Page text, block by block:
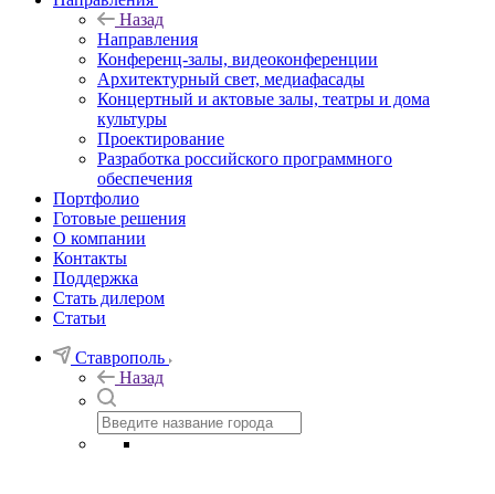
Назад
Направления
Конференц-залы, видеоконференции
Архитектурный свет, медиафасады
Концертный и актовые залы, театры и дома
культуры
Проектирование
Разработка российского программного
обеспечения
Портфолио
Готовые решения
О компании
Контакты
Поддержка
Стать дилером
Статьи
Ставрополь
Назад